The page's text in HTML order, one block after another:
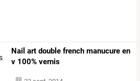
Nail art double french manucure en
v 100% vernis